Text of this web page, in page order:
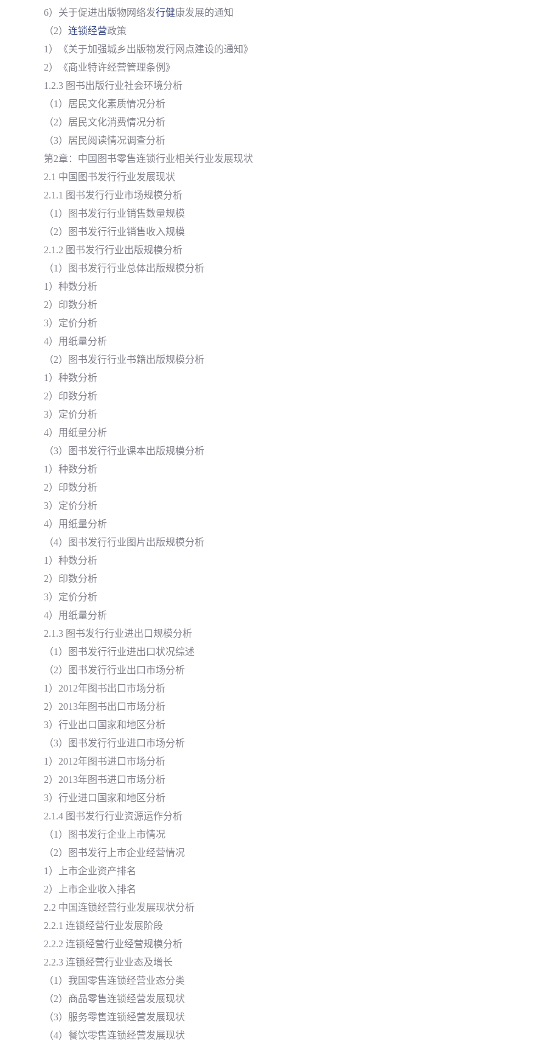
6）关于促进出版物网络发行健康发展的通知
（2） 连锁经营政策
1）《关于加强城乡出版物发行网点建设的通知》
2）《商业特许经营管理条例》
1.2.3 图书出版行业社会环境分析
（1）居民文化素质情况分析
（2）居民文化消费情况分析
（3）居民阅读情况调查分析
第2章：中国图书零售连锁行业相关行业发展现状
2.1 中国图书发行行业发展现状
2.1.1 图书发行行业市场规模分析
（1）图书发行行业销售数量规模
（2）图书发行行业销售收入规模
2.1.2 图书发行行业出版规模分析
（1）图书发行行业总体出版规模分析
1）种数分析
2）印数分析
3）定价分析
4）用纸量分析
（2）图书发行行业书籍出版规模分析
1）种数分析
2）印数分析
3）定价分析
4）用纸量分析
（3）图书发行行业课本出版规模分析
1）种数分析
2）印数分析
3）定价分析
4）用纸量分析
（4）图书发行行业图片出版规模分析
1）种数分析
2）印数分析
3）定价分析
4）用纸量分析
2.1.3 图书发行行业进出口规模分析
（1）图书发行行业进出口状况综述
（2）图书发行行业出口市场分析
1）2012年图书出口市场分析
2）2013年图书出口市场分析
3）行业出口国家和地区分析
（3）图书发行行业进口市场分析
1）2012年图书进口市场分析
2）2013年图书进口市场分析
3）行业进口国家和地区分析
2.1.4 图书发行行业资源运作分析
（1）图书发行企业上市情况
（2）图书发行上市企业经营情况
1）上市企业资产排名
2）上市企业收入排名
2.2 中国连锁经营行业发展现状分析
2.2.1 连锁经营行业发展阶段
2.2.2 连锁经营行业经营规模分析
2.2.3 连锁经营行业业态及增长
（1）我国零售连锁经营业态分类
（2）商品零售连锁经营发展现状
（3）服务零售连锁经营发展现状
（4）餐饮零售连锁经营发展现状